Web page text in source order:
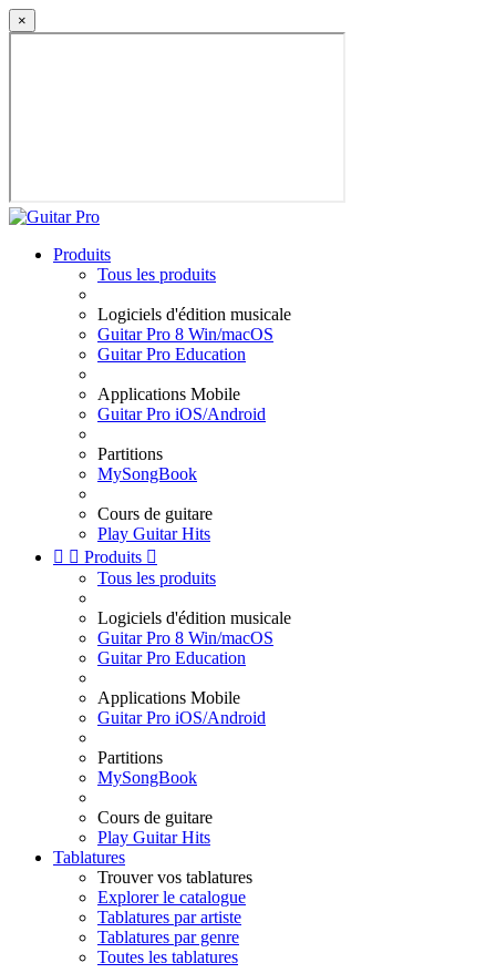
×
Produits
Tous les produits
Logiciels d'édition musicale
Guitar Pro 8 Win/macOS
Guitar Pro Education
Applications Mobile
Guitar Pro iOS/Android
Partitions
MySongBook
Cours de guitare
Play Guitar Hits
  Produits 
Tous les produits
Logiciels d'édition musicale
Guitar Pro 8 Win/macOS
Guitar Pro Education
Applications Mobile
Guitar Pro iOS/Android
Partitions
MySongBook
Cours de guitare
Play Guitar Hits
Tablatures
Trouver vos tablatures
Explorer le catalogue
Tablatures par artiste
Tablatures par genre
Toutes les tablatures